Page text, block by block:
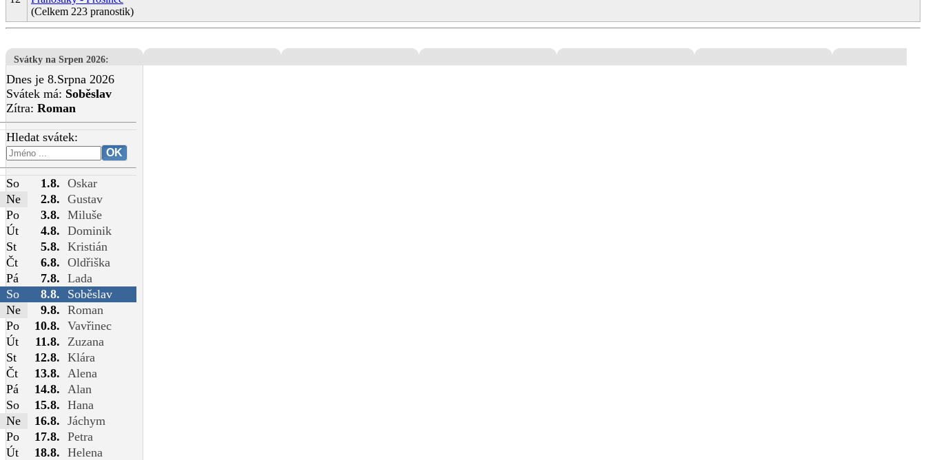
(Celkem 223 pranostik)
Svátky na Srpen 2026:
Dnes je 8.Srpna 2026
Svátek má: Soběslav
Zítra: Roman
Hledat svátek:
So 1.8. Oskar
Ne
2.8. Gustav
Po
3.8. Miluše
Út
4.8. Dominik
St
5.8. Kristián
Čt
6.8. Oldřiška
Pá
7.8. Lada
So
8.8.
Soběslav
Ne
9.8. Roman
Po
10.8. Vavřinec
Út
11.8.
Zuzana
St
12.8. Klára
Čt
13.8.
Alena
Pá
14.8.
Alan
So
15.8. Hana
Ne
16.8. Jáchym
Po
17.8. Petra
Út
18.8. Helena